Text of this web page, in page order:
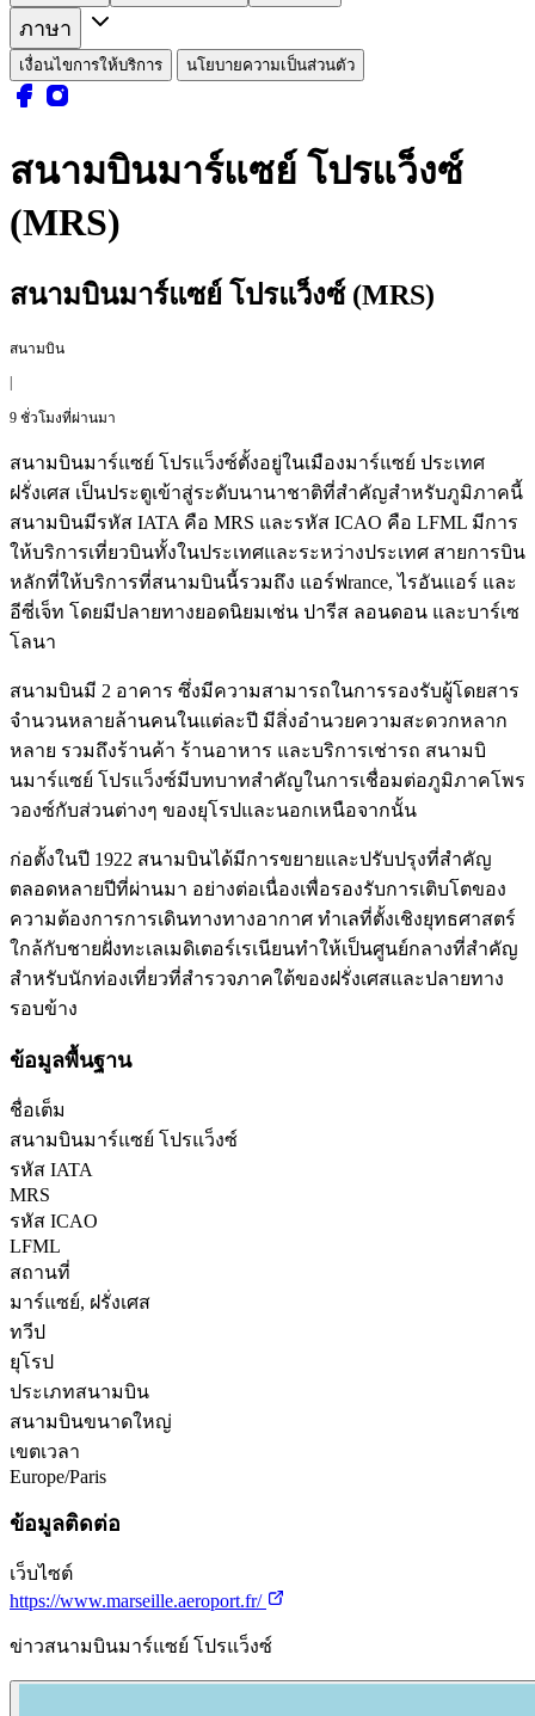
ภาษา
เงื่อนไขการให้บริการ นโยบายความเป็นส่วนตัว
สนามบินมาร์แซย์ โปรแว็งซ์
(MRS)
สนามบินมาร์แซย์ โปรแว็งซ์ (MRS)
สนามบิน
|
9 ชั่วโมงที่ผ่านมา
สนามบินมาร์แซย์ โปรแว็งซ์ตั้งอยู่ในเมืองมาร์แซย์ ประเทศ
ฝรั่งเศส เป็นประตูเข้าสู่ระดับนานาชาติที่สำคัญสำหรับภูมิภาคนี้
สนามบินมีรหัส IATA คือ MRS และรหัส ICAO คือ LFML มีการ
ให้บริการเที่ยวบินทั้งในประเทศและระหว่างประเทศ สายการบิน
หลักที่ให้บริการที่สนามบินนี้รวมถึง แอร์ฟrance, ไรอันแอร์ และ
อีซี่เจ็ท โดยมีปลายทางยอดนิยมเช่น ปารีส ลอนดอน และบาร์เซ
โลนา
สนามบินมี 2 อาคาร ซึ่งมีความสามารถในการรองรับผู้โดยสาร
จำนวนหลายล้านคนในแต่ละปี มีสิ่งอำนวยความสะดวกหลาก
หลาย รวมถึงร้านค้า ร้านอาหาร และบริการเช่ารถ สนามบิ
นมาร์แซย์ โปรแว็งซ์มีบทบาทสำคัญในการเชื่อมต่อภูมิภาคโพร
วองซ์กับส่วนต่างๆ ของยุโรปและนอกเหนือจากนั้น
ก่อตั้งในปี 1922 สนามบินได้มีการขยายและปรับปรุงที่สำคัญ
ตลอดหลายปีที่ผ่านมา อย่างต่อเนื่องเพื่อรองรับการเติบโตของ
ความต้องการการเดินทางทางอากาศ ทำเลที่ตั้งเชิงยุทธศาสตร์
ใกล้กับชายฝั่งทะเลเมดิเตอร์เรเนียนทำให้เป็นศูนย์กลางที่สำคัญ
สำหรับนักท่องเที่ยวที่สำรวจภาคใต้ของฝรั่งเศสและปลายทาง
รอบข้าง
ข้อมูลพื้นฐาน
ชื่อเต็ม
สนามบินมาร์แซย์ โปรแว็งซ์
รหัส IATA
MRS
รหัส ICAO
LFML
สถานที่
มาร์แซย์, ฝรั่งเศส
ทวีป
ยุโรป
ประเภทสนามบิน
สนามบินขนาดใหญ่
เขตเวลา
Europe/Paris
ข้อมูลติดต่อ
เว็บไซต์
https://www.marseille.aeroport.fr/
ข่าวสนามบินมาร์แซย์ โปรแว็งซ์